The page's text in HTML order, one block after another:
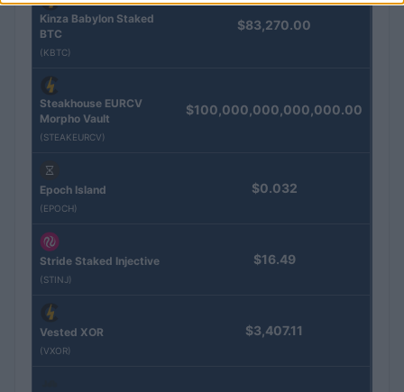
Kinza Babylon Staked
BTC
(KBTC)
$83,270.00
Steakhouse EURCV
Morpho Vault
(STEAKEURCV)
$100,000,000,000,000.00
Epoch Island
(EPOCH)
$0.032
Stride Staked Injective
(STINJ)
$16.49
Vested XOR
(VXOR)
$3,407.11